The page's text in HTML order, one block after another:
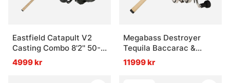
Eastfield Catapult V2
Casting Combo 8'2'' 50-
150g
4999 kr
Megabass Destroyer
Tequila Baccarac &
Daiwa Ryoga 26 Combo
11999 kr